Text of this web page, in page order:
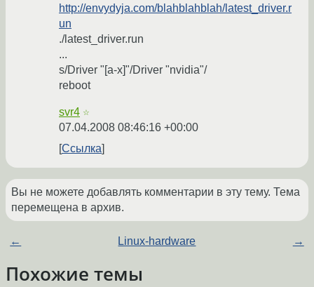
http://envydyja.com/blahblahblah/latest_driver.r
un
./latest_driver.run
...
s/Driver "[a-x]"/Driver "nvidia"/
reboot
svr4 ☆
07.04.2008 08:46:16 +00:00
Ссылка
Вы не можете добавлять комментарии в эту тему. Тема
перемещена в архив.
← Linux-hardware →
Похожие темы